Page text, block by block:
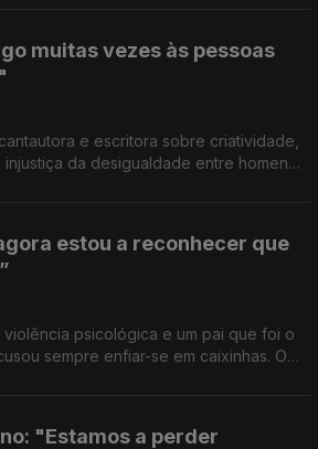
muitas vezes às pessoas
e escritora sobre criatividade,
injustiça da desigualdade entre homens
estou a reconhecer que
violência psicológica e um pai que foi o
sempre enfiar-se em caixinhas. O
"Estamos a perder